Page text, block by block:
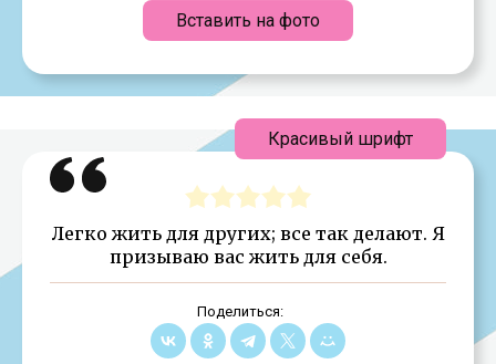
Вставить на фото
Легко жить для других; все так делают. Я
призываю вас жить для себя.
Поделиться:
Красивый шрифт